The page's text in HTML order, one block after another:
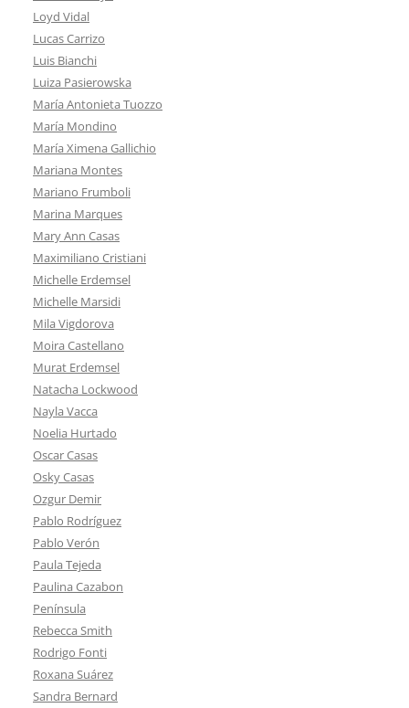
Loyd Vidal
Lucas Carrizo
Luis Bianchi
Luiza Pasierowska
María Antonieta Tuozzo
María Mondino
María Ximena Gallichio
Mariana Montes
Mariano Frumboli
Marina Marques
Mary Ann Casas
Maximiliano Cristiani
Michelle Erdemsel
Michelle Marsidi
Mila Vigdorova
Moira Castellano
Murat Erdemsel
Natacha Lockwood
Nayla Vacca
Noelia Hurtado
Oscar Casas
Osky Casas
Ozgur Demir
Pablo Rodríguez
Pablo Verón
Paula Tejeda
Paulina Cazabon
Península
Rebecca Smith
Rodrigo Fonti
Roxana Suárez
Sandra Bernard